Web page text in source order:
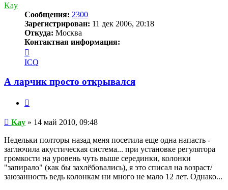
Kay
Сообщения: 2300
Зарегистрирован: 11 дек 2006, 20:18
Откуда: Москва
Контактная информация:
информация
пользователя
ICQ
А ларчик просто открывался
Сообщение
Kay » 14 май 2010, 09:48
Недельки полторы назад меня посетила еще одна напасть -
заглючила акустическая система... при установке регулятора
громкости на уровень чуть выше серединки, колонки
"запирало" (как бы захлёбовались), я это списал на возраст/
заюзанность ведь колонкам ни много не мало 12 лет. Однако...